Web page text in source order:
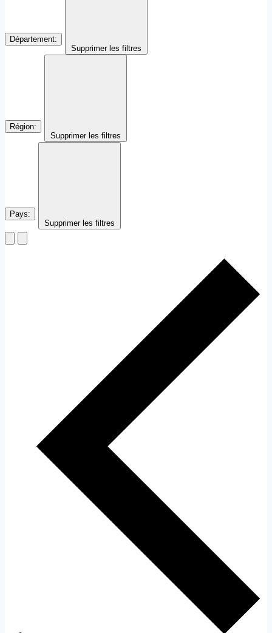
Département:
Supprimer les filtres
Région:
Supprimer les filtres
Pays:
Supprimer les filtres